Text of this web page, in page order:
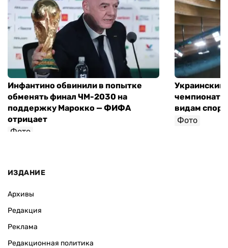
Инфантино обвинили в попытке
обменять финал ЧМ-2030 на
поддержку Марокко — ФИФА
отрицает
Фото
Украинский
чемпионат
видам
Фото
ИЗДАНИЕ
Архивы
Редакция
Реклама
Редакционная политика